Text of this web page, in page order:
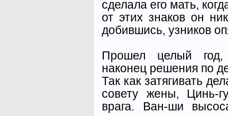
сделала его мать,
от этих знаков он
добившись, узников
Прошел целый год,
наконец решения по
Так как затягивать
совету жены, Цинь-
врага. Ван-ши